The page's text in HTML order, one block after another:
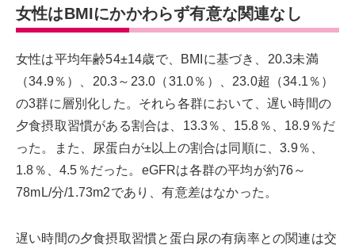
女性はBMIにかかわらず有意な関連なし
女性は平均年齢54±14歳で、BMIに基づき、20.3未満
（34.9％）、20.3～23.0（31.0％）、23.0超（34.1％）
の3群に層別化した。それら各群において、遅い時間の
夕食摂取習慣がある割合は、13.3％、15.8％、18.9％だ
った。また、尿蛋白が±以上の割合は同順に、3.9％、
1.8％、4.5％だった。eGFRは各群の平均が約76～
78mL/分/1.73m2であり、有意差はなかった。
遅い時間の夕食摂取習慣と蛋白尿の有病率との関連は交